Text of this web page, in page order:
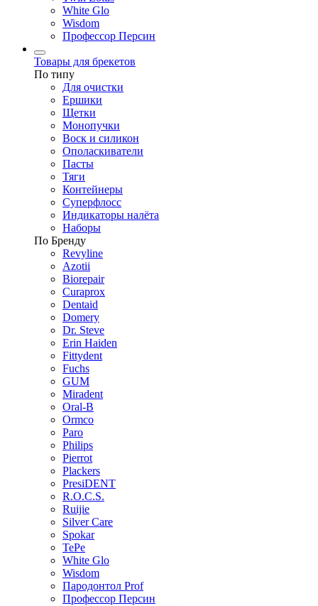
White Glo
Wisdom
Профессор Персин
Товары для брекетов
По типу
Для очистки
Ершики
Щетки
Монопучки
Воск и силикон
Ополаскиватели
Пасты
Тяги
Контейнеры
Суперфлосс
Индикаторы налёта
Наборы
По Бренду
Revyline
Azotii
Biorepair
Curaprox
Dentaid
Domery
Dr. Steve
Erin Haiden
Fittydent
Fuchs
GUM
Miradent
Oral-B
Ormco
Paro
Philips
Pierrot
Plackers
PresiDENT
R.O.C.S.
Ruijie
Silver Care
Spokar
TePe
White Glo
Wisdom
Пародонтол Prof
Профессор Персин